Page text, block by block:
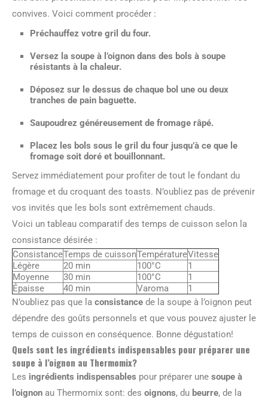
convives. Voici comment procéder :
Préchauffez votre gril du four.
Versez la soupe à l’oignon dans des bols à soupe
résistants à la chaleur.
Déposez sur le dessus de chaque bol une ou deux
tranches de pain baguette.
Saupoudrez généreusement de fromage râpé.
Placez les bols sous le gril du four jusqu’à ce que le
fromage soit doré et bouillonnant.
Servez immédiatement pour profiter de tout le fondant du
fromage et du croquant des toasts. N’oubliez pas de prévenir
vos invités que les bols sont extrêmement chauds.
Voici un tableau comparatif des temps de cuisson selon la
consistance désirée :
ConsistanceTemps de cuissonTempératureVitesse
Légère
20 min 100°C
1
Moyenne
30 min 100°C
1
Épaisse
40 min Varoma
1
N’oubliez pas que la consistance de la soupe à l’oignon peut
dépendre des goûts personnels et que vous pouvez ajuster le
temps de cuisson en conséquence. Bonne dégustation!
Quels sont les ingrédients indispensables pour préparer une
soupe à l’oignon au Thermomix?
Les ingrédients indispensables pour préparer une soupe à
l’oignon au Thermomix sont: des oignons, du beurre, de la